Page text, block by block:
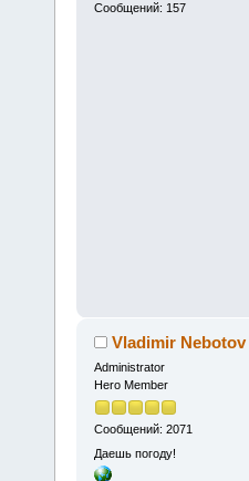
Сообщений: 157
Vladimir Nebotov
Administrator
Hero Member
Сообщений: 2071
Даешь погоду!